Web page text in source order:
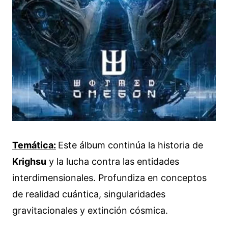
Temática: Este álbum continúa la historia de
Krighsu y la lucha contra las entidades
interdimensionales. Profundiza en conceptos
de realidad cuántica, singularidades
gravitacionales y extinción cósmica.